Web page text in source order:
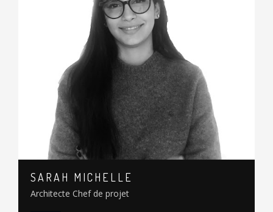
SARAH MICHELLE
Architecte Chef de projet